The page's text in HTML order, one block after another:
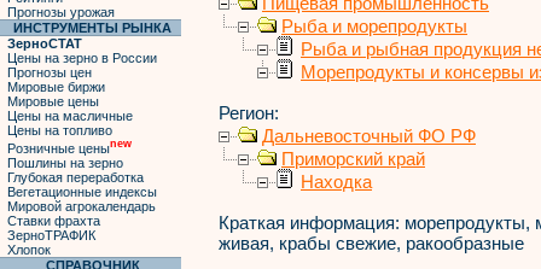
Прогнозы урожая
ИНСТРУМЕНТЫ РЫНКА
ЗерноСТАТ
Цены на зерно в России
Прогнозы цен
Мировые биржи
Мировые цены
Цены на масличные
Цены на топливо
Розничные ценыnew
Пошлины на зерно
Глубокая переработка
Вегетационные индексы
Мировой агрокалендарь
Ставки фрахта
ЗерноТРАФИК
Хлопок
СПРАВОЧНИК
Рыба и морепродукты
Рыба и рыбная продукция
Морепродукты и консервы
Регион:
Дальневосточный ФО РФ
Приморский край
Находка
Краткая информация: морепродукты,
живая, крабы свежие, ракообразные